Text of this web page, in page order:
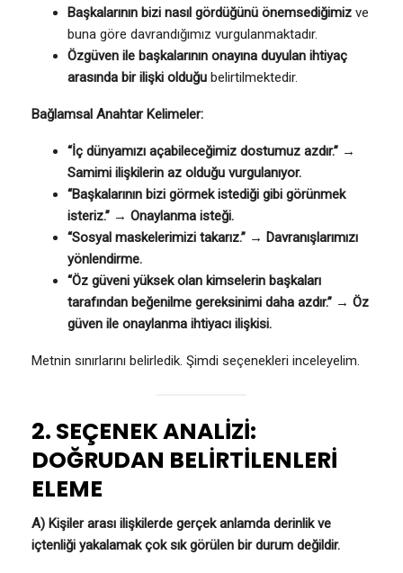
Başkalarının bizi nasıl gördüğünü önemsediğimiz ve
buna göre davrandığımız vurgulanmaktadır.
Özgüven ile başkalarının onayına duyulan ihtiyaç
arasında bir ilişki olduğu belirtilmektedir.
Bağlamsal Anahtar Kelimeler:
“İç dünyamızı açabileceğimiz dostumuz azdır.” →
Samimi ilişkilerin az olduğu vurgulanıyor.
“Başkalarının bizi görmek istediği gibi görünmek
isteriz.” → Onaylanma isteği.
“Sosyal maskelerimizi takarız.” → Davranışlarımızı
yönlendirme.
“Öz güveni yüksek olan kimselerin başkaları
tarafından beğenilme gereksinimi daha azdır.” → Öz
güven ile onaylanma ihtiyacı ilişkisi.
Metnin sınırlarını belirledik. Şimdi seçenekleri inceleyelim.
2. SEÇENEK ANALİZİ:
DOĞRUDAN BELİRTİLENLERİ
ELEME
A) Kişiler arası ilişkilerde gerçek anlamda derinlik ve
içtenliği yakalamak çok sık görülen bir durum değildir.